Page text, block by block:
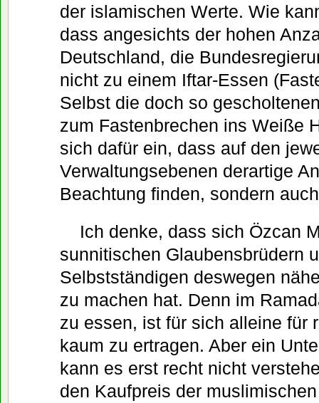
der islamischen Werte. Wie
dass angesichts der hohen
Deutschland, die
nicht zu einem Iftar-Essen
Selbst die doch so
zum Fastenbrechen ins Weiße
sich dafür ein, dass auf den
Verwaltungsebenen derartige
Beachtung finden, sondern
Ich denke, dass sich Özcan
sunnitischen Glaubensbrüdern
Selbstständigen deswegen
zu machen hat. Denn im
zu essen, ist für sich alleine für
kaum zu ertragen. Aber ein
kann es erst recht nicht
den Kaufpreis der